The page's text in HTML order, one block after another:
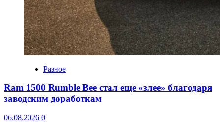
Разное
Ram 1500 Rumble Bee стал еще «злее» благодаря
заводским доработкам
06.08.2026 0